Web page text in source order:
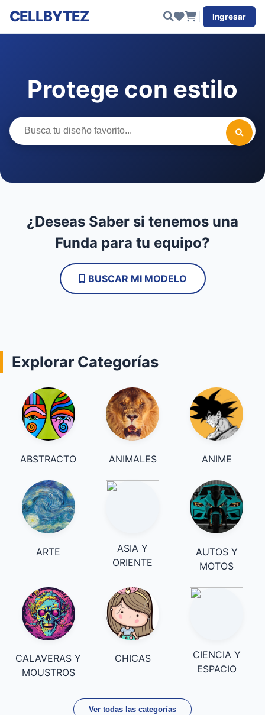
CELLBYTEZ Ingresar
Protege con estilo
¿Deseas Saber si tenemos una
Funda para tu equipo?
BUSCAR MI MODELO
Explorar Categorías
ABSTRACTO ANIMALES ANIME
ARTE
ASIA Y
ORIENTE
AUTOS Y
MOTOS
CALAVERAS Y
MOUSTROS
CHICAS
CIENCIA Y
ESPACIO
Ver todas las categorías